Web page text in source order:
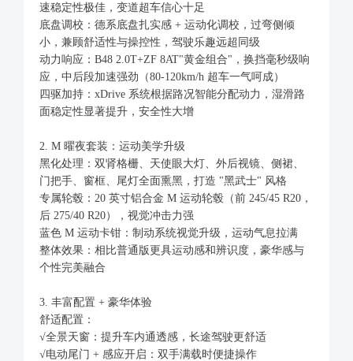
速稳定性极佳，变道超车信心十足
底盘调校：德系底盘扎实感 + 运动化调校，过弯侧倾
小，兼顾舒适性与操控性，驾驶乐趣远超同级
动力响应：B48 2.0T+ZF 8AT"黄金组合"，换挡毫秒级响
应，中后段加速强劲（80-120km/h 超车一气呵成）
四驱加持：xDrive 系统根据路况智能分配动力，湿滑路
面稳定性显著提升，安全性大增
2. M 曜夜套装：运动美学升级
黑化处理：双肾格栅、天使眼大灯、外后视镜、侧裙、
门把手、窗框、尾灯全面熏黑，打造 "黑武士" 风格
专属轮毂：20 英寸铝合金 M 运动轮毂（前 245/45 R20，
后 275/40 R20），视觉冲击力强
蓝色 M 运动卡钳：制动系统视觉升级，运动气息拉满
整体效果：相比普通版更具运动感和辨识度，豪华感与
个性完美融合
3. 丰富配置 + 豪华体验
舒适配置：
√全景天窗：提升车内通透感，长途驾驶更舒适
√电动尾门 + 感应开启：双手满载时便捷操作